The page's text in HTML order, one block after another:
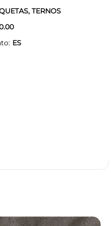
TERNOS
ES